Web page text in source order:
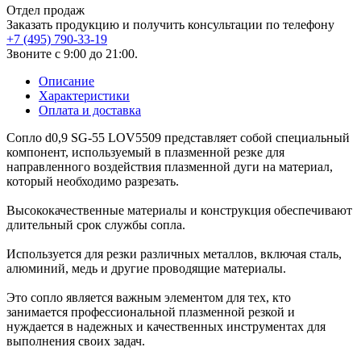
Отдел продаж
Заказать продукцию и получить консультации по телефону
+7 (495) 790-33-19
Звоните с 9:00 до 21:00.
Описание
Характеристики
Оплата и доставка
Сопло d0,9 SG-55 LOV5509 представляет собой специальный
компонент, используемый в плазменной резке для
направленного воздействия плазменной дуги на материал,
который необходимо разрезать.
Высококачественные материалы и конструкция обеспечивают
длительный срок службы сопла.
Используется для резки различных металлов, включая сталь,
алюминий, медь и другие проводящие материалы.
Это сопло является важным элементом для тех, кто
занимается профессиональной плазменной резкой и
нуждается в надежных и качественных инструментах для
выполнения своих задач.